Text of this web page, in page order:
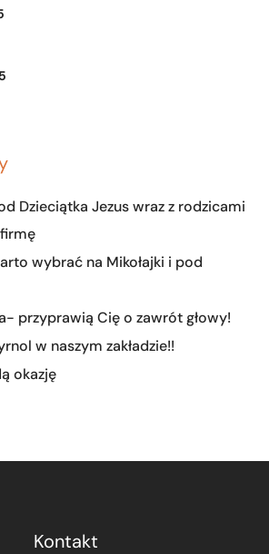
Dzieciątka Jezus wraz z rodzicami
wybrać na Mikołajki i pod
przyprawią Cię o zawrót głowy!
w naszym zakładzie!!
okazję
Kontakt